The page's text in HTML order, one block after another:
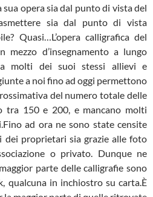
opera sia dal punto di vista del
sia dal punto di vista
Quasi…L’opera calligrafica del
mezzo d’insegnamento a lungo
molti dei suoi stessi allievi e
a noi fino ad oggi permettono
del numero totale delle
tra 150 e 200, e mancano molti
ad ora ne sono state censite
dei proprietari sia grazie alle foto
o privato. Dunque ne
parte delle calligrafie sono
qualcuna in inchiostro su carta.È